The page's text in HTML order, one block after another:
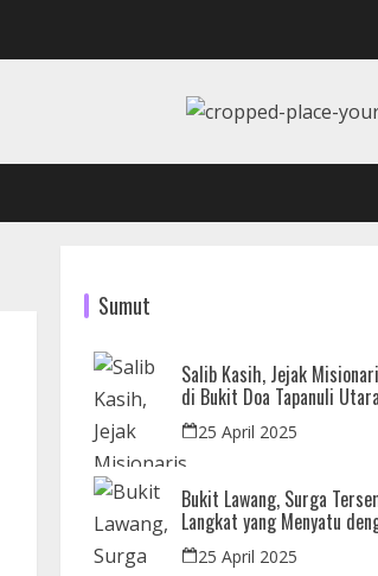
Sumut
Salib Kasih, Jejak
di Bukit Doa Tapanuli Utara
25 April 2025
Bukit Lawang, Surga
Langkat yang Menyatu
dan Orangutan
25 April 2025